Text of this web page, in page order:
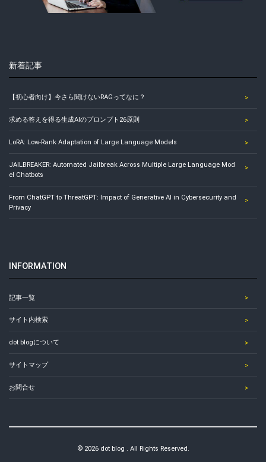
新着記事
【初心者向け】今さら聞けないRAGってなに？
求める答えを得る生成AIのプロンプト26原則
LoRA: Low-Rank Adaptation of Large Language Models
JAILBREAKER: Automated Jailbreak Across Multiple Large Language Mod
el Chatbots
From ChatGPT to ThreatGPT: Impact of Generative AI in Cybersecurity and
Privacy
INFORMATION
記事一覧
サイト内検索
dot blogについて
サイトマップ
お問合せ
© 2026 dot blog . All Rights Reserved.